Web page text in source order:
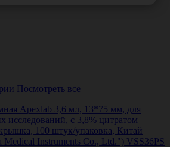
Посмотреть все
Apexlab 3,6 мл, 13*75 мм, для
исследований, с 3,8% цитратом
100 штук/упаковка, Китай
Medical Instruments Co., Ltd.") VSS36PS